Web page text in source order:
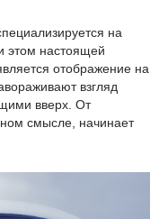
на
этом настоящей
отображение на
взгляд
вверх. От
смысле, начинает